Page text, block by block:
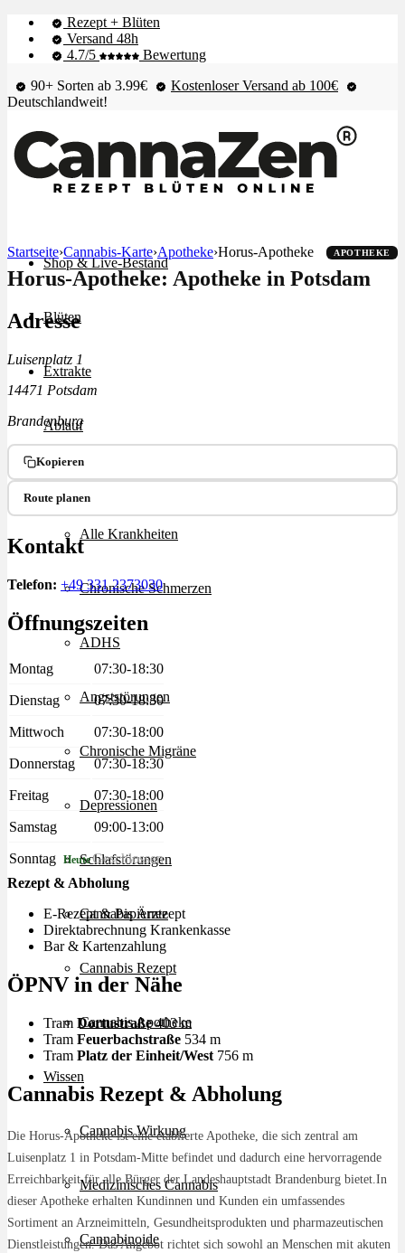
Rezept + Blüten
Versand 48h
4.7/5
Bewertung
90+ Sorten ab 3.99€
Kostenloser Versand ab 100€
Deutschlandweit!
Shop & Live-Bestand
Blüten
Extrakte
Ablauf
Therapien
Alle Krankheiten
Chronische Schmerzen
ADHS
Angststörungen
Chronische Migräne
Depressionen
Schlafstörungen
Cannabis Ärzte
Cannabis Rezept
Cannabis Apotheke
Wissen
Cannabis Wirkung
Medizinisches Cannabis
Cannabinoide
Startseite›Cannabis-Karte›Apotheke›Horus-Apotheke APOTHEKE
Horus-Apotheke: Apotheke in Potsdam
Adresse
Luisenplatz 1
14471 Potsdam
Brandenburg
Kopieren
Route planen
Kontakt
Telefon: +49 331 2373030
Öffnungszeiten
Montag 07:30-18:30
Dienstag 07:30-18:30
Mittwoch 07:30-18:00
Donnerstag 07:30-18:30
Freitag 07:30-18:00
Samstag 09:00-13:00
Sonntag HeuteGeschlossen
Rezept & Abholung
E-Rezept & Papierrezept
Direktabrechnung Krankenkasse
Bar & Kartenzahlung
ÖPNV in der Nähe
Tram Dortustraße 403 m
Tram Feuerbachstraße 534 m
Tram Platz der Einheit/West 756 m
Cannabis Rezept & Abholung
Die Horus-Apotheke ist eine etablierte Apotheke, die sich zentral am
Luisenplatz 1 in Potsdam-Mitte befindet und dadurch eine hervorragende
Erreichbarkeit für alle Bürger der Landeshauptstadt Brandenburg bietet.In
dieser Apotheke erhalten Kundinnen und Kunden ein umfassendes
Sortiment an Arzneimitteln, Gesundheitsprodukten und pharmazeutischen
Dienstleistungen. Das Angebot richtet sich sowohl an Menschen mit akuten